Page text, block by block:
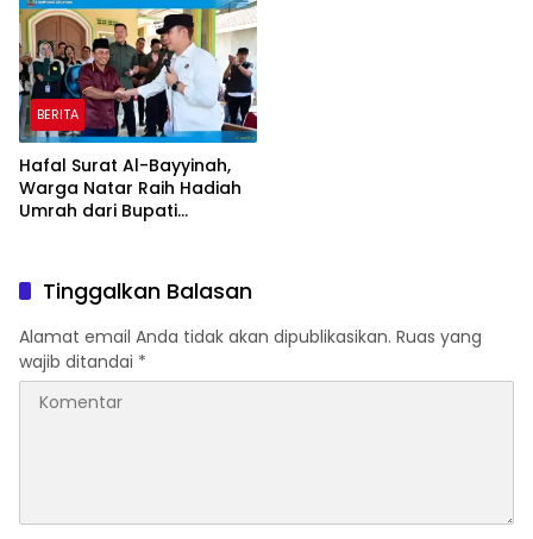
BERITA
Hafal Surat Al-Bayyinah,
Warga Natar Raih Hadiah
Umrah dari Bupati
Tinggalkan Balasan
Alamat email Anda tidak akan dipublikasikan. Ruas yang
wajib ditandai *